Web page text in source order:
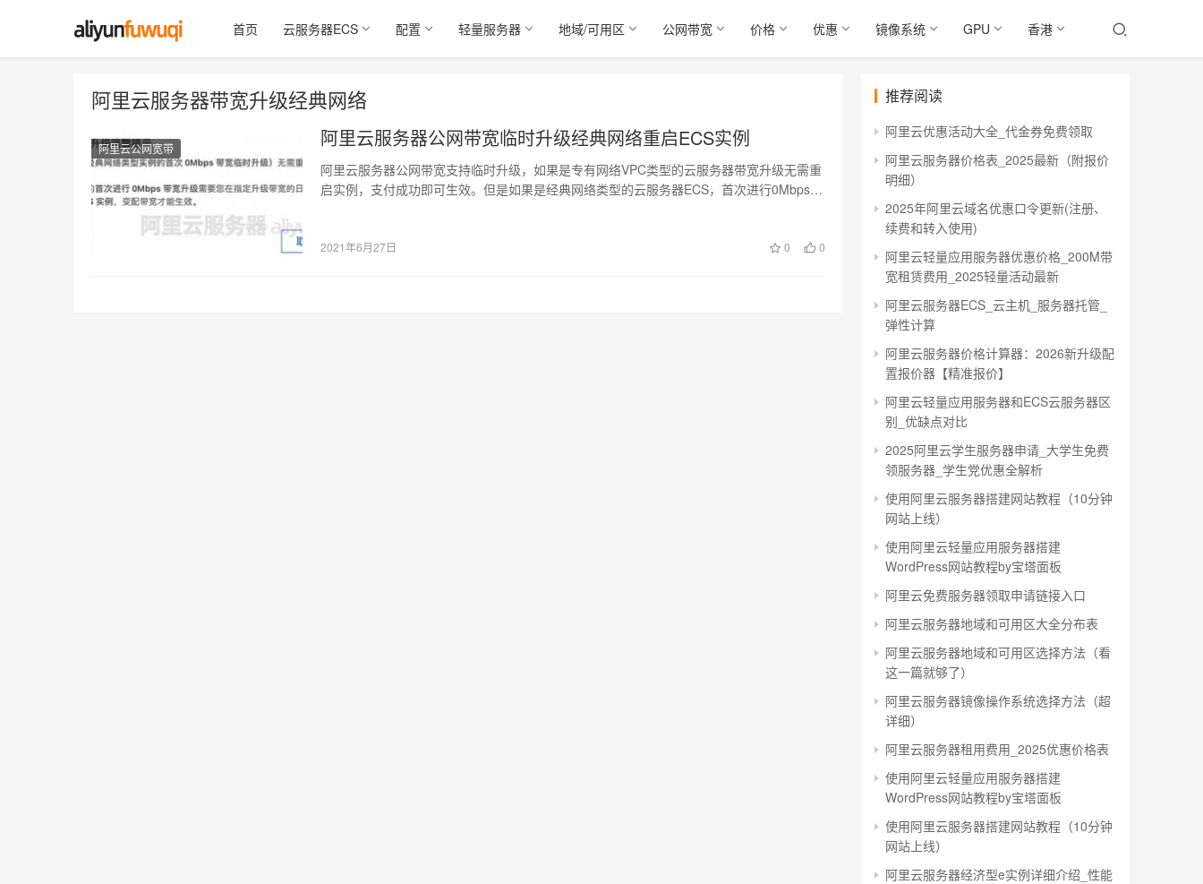
首页 云服务器ECS 配置 轻量服务器 地域/可用区 公网带宽 价格 优惠 镜像系统 GPU 香港
阿里云服务器带宽升级经典网络
阿里云公网宽带 阿里云服务器公网带宽临时升级经典网络重启ECS实例
阿里云服务器公网带宽支持临时升级，如果是专有网络VPC类型的云服务器带宽升级无需重
启实例，支付成功即可生效。但是如果是经典网络类型的云服务器ECS，首次进行0Mbps带
2021年6月27日 0 0
推荐阅读
阿里云优惠活动大全_代金券免费领取
阿里云服务器价格表_2025最新（附报价
明细）
2025年阿里云域名优惠口令更新(注册、
续费和转入使用)
阿里云轻量应用服务器优惠价格_200M带
宽租赁费用_2025轻量活动最新
阿里云服务器ECS_云主机_服务器托管_
弹性计算
阿里云服务器价格计算器：2026新升级配
置报价器【精准报价】
阿里云轻量应用服务器和ECS云服务器区
别_优缺点对比
2025阿里云学生服务器申请_大学生免费
领服务器_学生党优惠全解析
使用阿里云服务器搭建网站教程（10分钟
网站上线）
使用阿里云轻量应用服务器搭建
WordPress网站教程by宝塔面板
阿里云免费服务器领取申请链接入口
阿里云服务器地域和可用区大全分布表
阿里云服务器地域和可用区选择方法（看
这一篇就够了）
阿里云服务器镜像操作系统选择方法（超
详细）
阿里云服务器租用费用_2025优惠价格表
使用阿里云轻量应用服务器搭建
WordPress网站教程by宝塔面板
使用阿里云服务器搭建网站教程（10分钟
网站上线）
阿里云服务器经济型e实例详细介绍_性能